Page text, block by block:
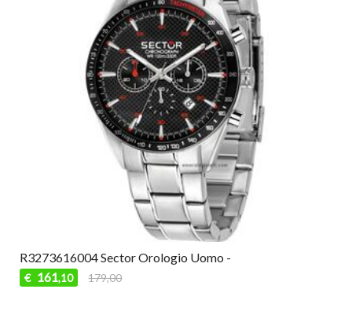
R3273616004 Sector Orologio Uomo -
€ 161,10 179,00